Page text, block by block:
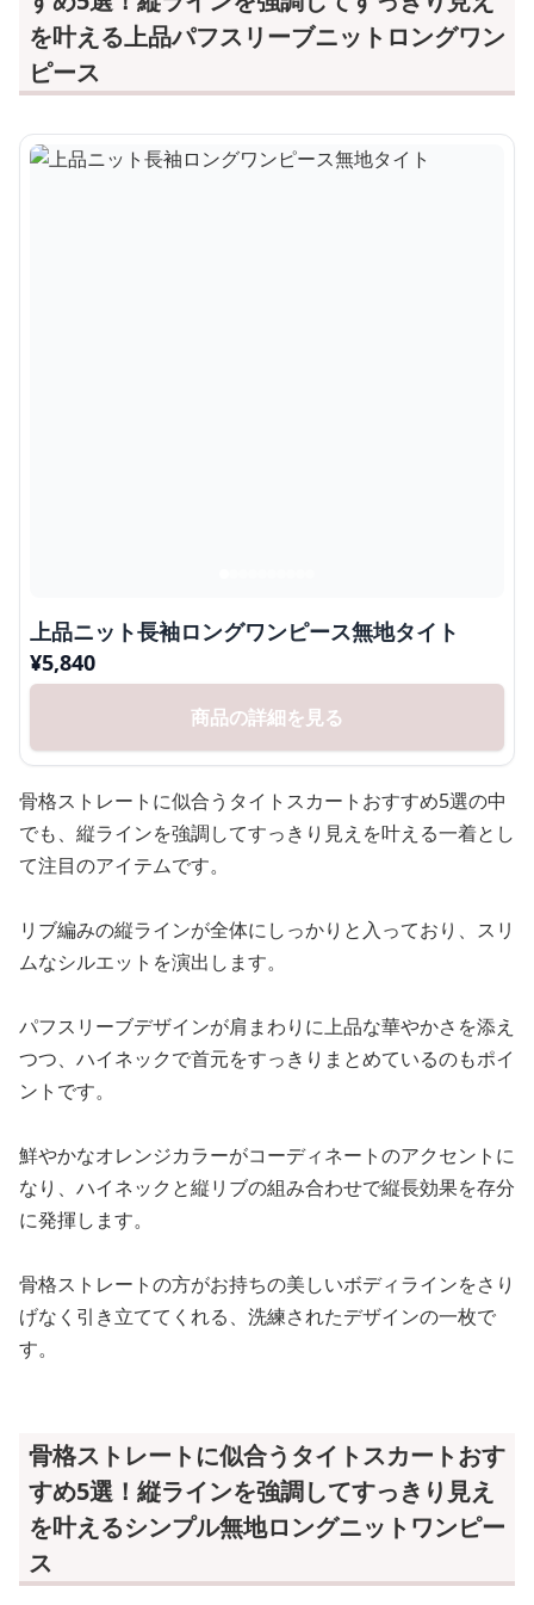
を叶える上品パフスリーブニットロングワン
ピース
上品ニット長袖ロングワンピース無地タイト
¥5,840
商品の詳細を見る
骨格ストレートに似合うタイトスカートおすすめ5選の中
でも、縦ラインを強調してすっきり見えを叶える一着とし
て注目のアイテムです。
リブ編みの縦ラインが全体にしっかりと入っており、スリ
ムなシルエットを演出します。
パフスリーブデザインが肩まわりに上品な華やかさを添え
つつ、ハイネックで首元をすっきりまとめているのもポイ
ントです。
鮮やかなオレンジカラーがコーディネートのアクセントに
なり、ハイネックと縦リブの組み合わせで縦長効果を存分
に発揮します。
骨格ストレートの方がお持ちの美しいボディラインをさり
げなく引き立ててくれる、洗練されたデザインの一枚で
す。
骨格ストレートに似合うタイトスカートおす
すめ5選！縦ラインを強調してすっきり見え
を叶えるシンプル無地ロングニットワンピー
ス